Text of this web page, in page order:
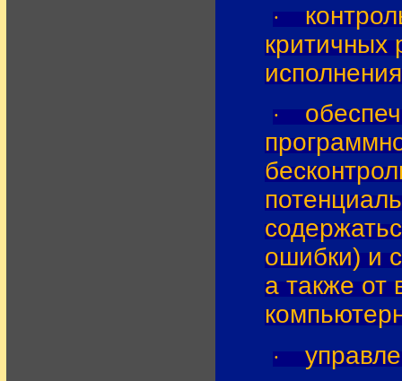
·
критичных
·
ошибки) и
а также от
·